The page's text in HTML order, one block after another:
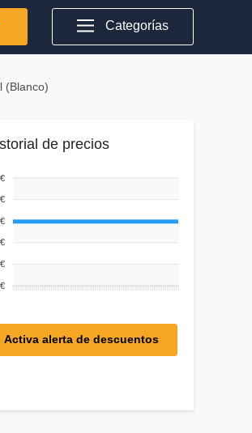
Categorías
(Blanco)
de precios
Activa alerta de descuentos